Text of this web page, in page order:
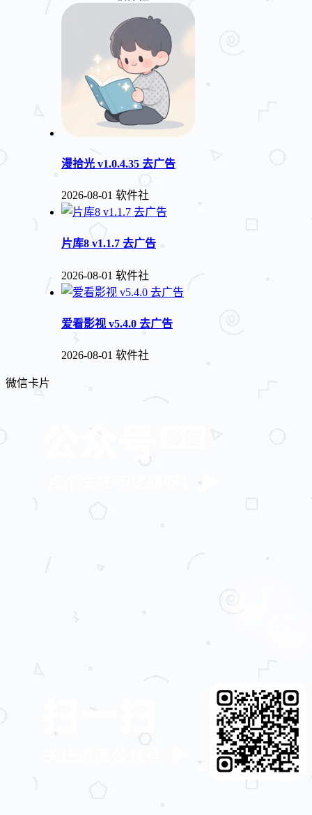
漫拾光 v1.0.4.35 去广告
2026-08-01 软件社
片库8 v1.1.7 去广告
2026-08-01 软件社
爱看影视 v5.4.0 去广告
2026-08-01 软件社
微信卡片